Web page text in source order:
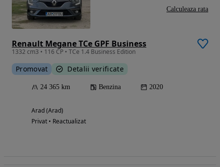
Renault Megane TCe GPF Business
1332 cm3 • 116 CP • TCe 1.4 Business Edition
Promovat Detalii verificate
24 365 km Benzina 2020
Arad (Arad)
Privat • Reactualizat
Calculeaza rata